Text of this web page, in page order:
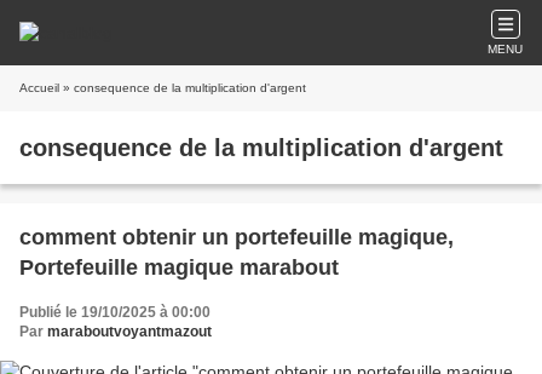
MENU
Accueil » consequence de la multiplication d'argent
consequence de la multiplication d'argent
comment obtenir un portefeuille magique,
Portefeuille magique marabout
Publié le 19/10/2025 à 00:00
Par maraboutvoyantmazout